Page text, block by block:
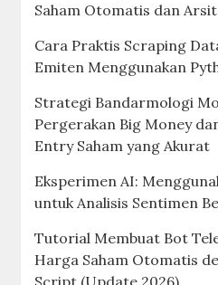
Saham Otomatis dan
Cara Praktis Scraping
Emiten Menggunakan
Strategi Bandarmologi
Pergerakan Big Money
Entry Saham yang Akurat
Eksperimen AI:
untuk Analisis Sentimen
Tutorial Membuat Bot
Harga Saham Otomatis
Script (Update 2026)